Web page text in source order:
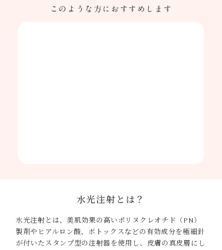
このような方におすすめします
水光注射とは？
水光注射とは、美肌効果の高いポリヌクレオチド（PN）
製剤やヒアルロン酸、ボトックスなどの有効成分を極細針
が付いたスタンプ型の注射器を使用し、皮膚の真皮層にし